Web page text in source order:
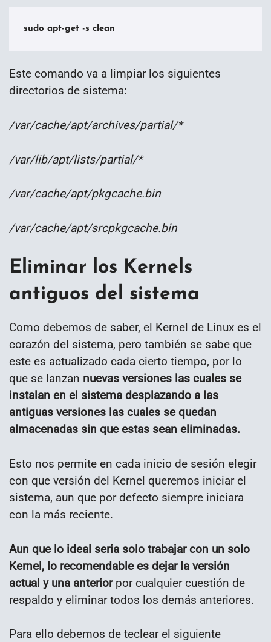
sudo apt-get -s clean
Este comando va a limpiar los siguientes
directorios de sistema:
/var/cache/apt/archives/partial/*
/var/lib/apt/lists/partial/*
/var/cache/apt/pkgcache.bin
/var/cache/apt/srcpkgcache.bin
Eliminar los Kernels
antiguos del sistema
Como debemos de saber, el Kernel de Linux es el
corazón del sistema, pero también se sabe que
este es actualizado cada cierto tiempo, por lo
que se lanzan nuevas versiones las cuales se
instalan en el sistema desplazando a las
antiguas versiones las cuales se quedan
almacenadas sin que estas sean eliminadas.
Esto nos permite en cada inicio de sesión elegir
con que versión del Kernel queremos iniciar el
sistema, aun que por defecto siempre iniciara
con la más reciente.
Aun que lo ideal seria solo trabajar con un solo
Kernel, lo recomendable es dejar la versión
actual y una anteriorpor cualquier cuestión de
respaldo y eliminar todos los demás anteriores.
Para ello debemos de teclear el siguiente